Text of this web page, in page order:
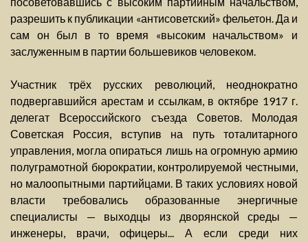
разрешить к публикации «антисоветский» фельетон. Да и
сам он был в то время «высоким начальством» и
заслуженным в партии большевиков человеком.
Участник трёх русских революций, неоднократно
подвергавшийся арестам и ссылкам, в октябре 1917 г.
делегат Всероссийского съезда Советов. Молодая
Советская Россия, вступив на путь тоталитарного
управления, могла опираться лишь на огромную армию
полуграмотной бюрократии, контролируемой честными,
но малоопытными партийцами. В таких условиях новой
власти требовались образованные энергичные
специалисты — выходцы из дворянской среды —
инженеры, врачи, офицеры... А если среди них